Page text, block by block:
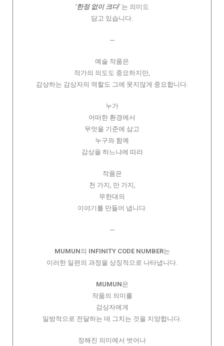
‘한정 없이 크다’는 의미도
담고 있습니다.
─
예술 작품은
작가의 의도도 중요하지만,
감상하는 감상자의 역할도 그에 못지않게 중요합니다.
누가
어떠한 환경에서
무엇을 기준에 삼고
누구와 함께
감상을 하느냐에 따라
작품은
천 가지, 만 가지,
무한대의
이야기를 만들어 냅니다.
─
MUMUN의 INFINITY CODE NUMBER는
이러한 일련의 과정을 상징적으로 나타냅니다.
MUMUN은
작품의 의미를
감상자에게
일방적으로 전달하는 데 그치는 것을 지양합니다.
정해진 의미에서 벗어나